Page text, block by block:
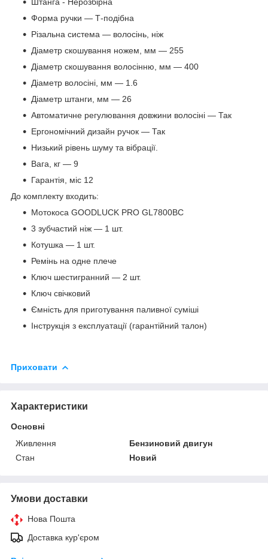
Форма ручки — Т-подібна
Різальна система — волосінь, ніж
Діаметр скошування ножем, мм — 255
Діаметр скошування волосінню, мм — 400
Діаметр волосіні, мм — 1.6
Діаметр штанги, мм — 26
Автоматичне регулювання довжини волосіні — Так
Ергономічний дизайн ручок — Так
Низький рівень шуму та вібрації.
Вага, кг — 9
Гарантія, міс 12
До комплекту входить:
Мотокоса GOODLUCK PRO GL7800BC
3 зубчастий ніж — 1 шт.
Котушка — 1 шт.
Ремінь на одне плече
Ключ шестигранний — 2 шт.
Ключ свічковий
Ємність для приготування паливної суміші
Інструкція з експлуатації (гарантійний талон)
Приховати
Характеристики
Основні
Живлення
Бензиновий двигун
Стан
Новий
Умови доставки
Нова Пошта
Доставка кур'єром